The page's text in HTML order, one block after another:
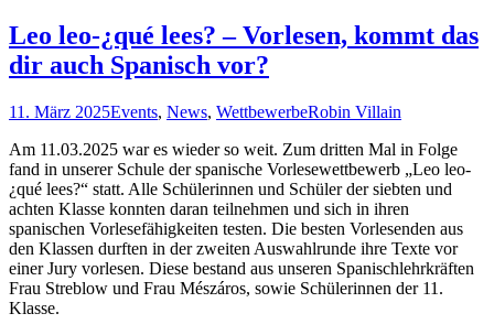
Leo leo-¿qué lees? – Vorlesen, kommt das
dir auch Spanisch vor?
11. März 2025Events, News, WettbewerbeRobin Villain
Am 11.03.2025 war es wieder so weit. Zum dritten Mal in Folge
fand in unserer Schule der spanische Vorlesewettbewerb „Leo leo-
¿qué lees?“ statt. Alle Schülerinnen und Schüler der siebten und
achten Klasse konnten daran teilnehmen und sich in ihren
spanischen Vorlesefähigkeiten testen. Die besten Vorlesenden aus
den Klassen durften in der zweiten Auswahlrunde ihre Texte vor
einer Jury vorlesen. Diese bestand aus unseren Spanischlehrkräften
Frau Streblow und Frau Mészáros, sowie Schülerinnen der 11.
Klasse.